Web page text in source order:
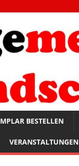
BESTELLEN
VERANSTALTUNGEN